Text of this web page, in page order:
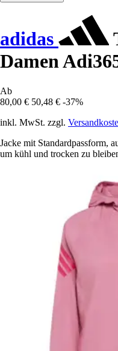
adidas
Damen
Ab
80,00 € 50,48 € -37%
inkl. MwSt. zzgl.
Jacke mit Standardpassform,
um kühl und trocken zu